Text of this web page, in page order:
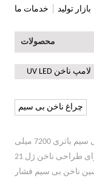
بازار تولید خدمات ما
محصولات
لامپ ناخن UV LED
چراغ ناخن بی سیم
لامپ ناخن 54 واتی UV LED خشک کن ناخن 30 LED بی سیم باتری 7200 میلی
لامپ ناخن 36 واتی UV برای طراحی ناخن ژل 21
ناخن بی سیم فشار